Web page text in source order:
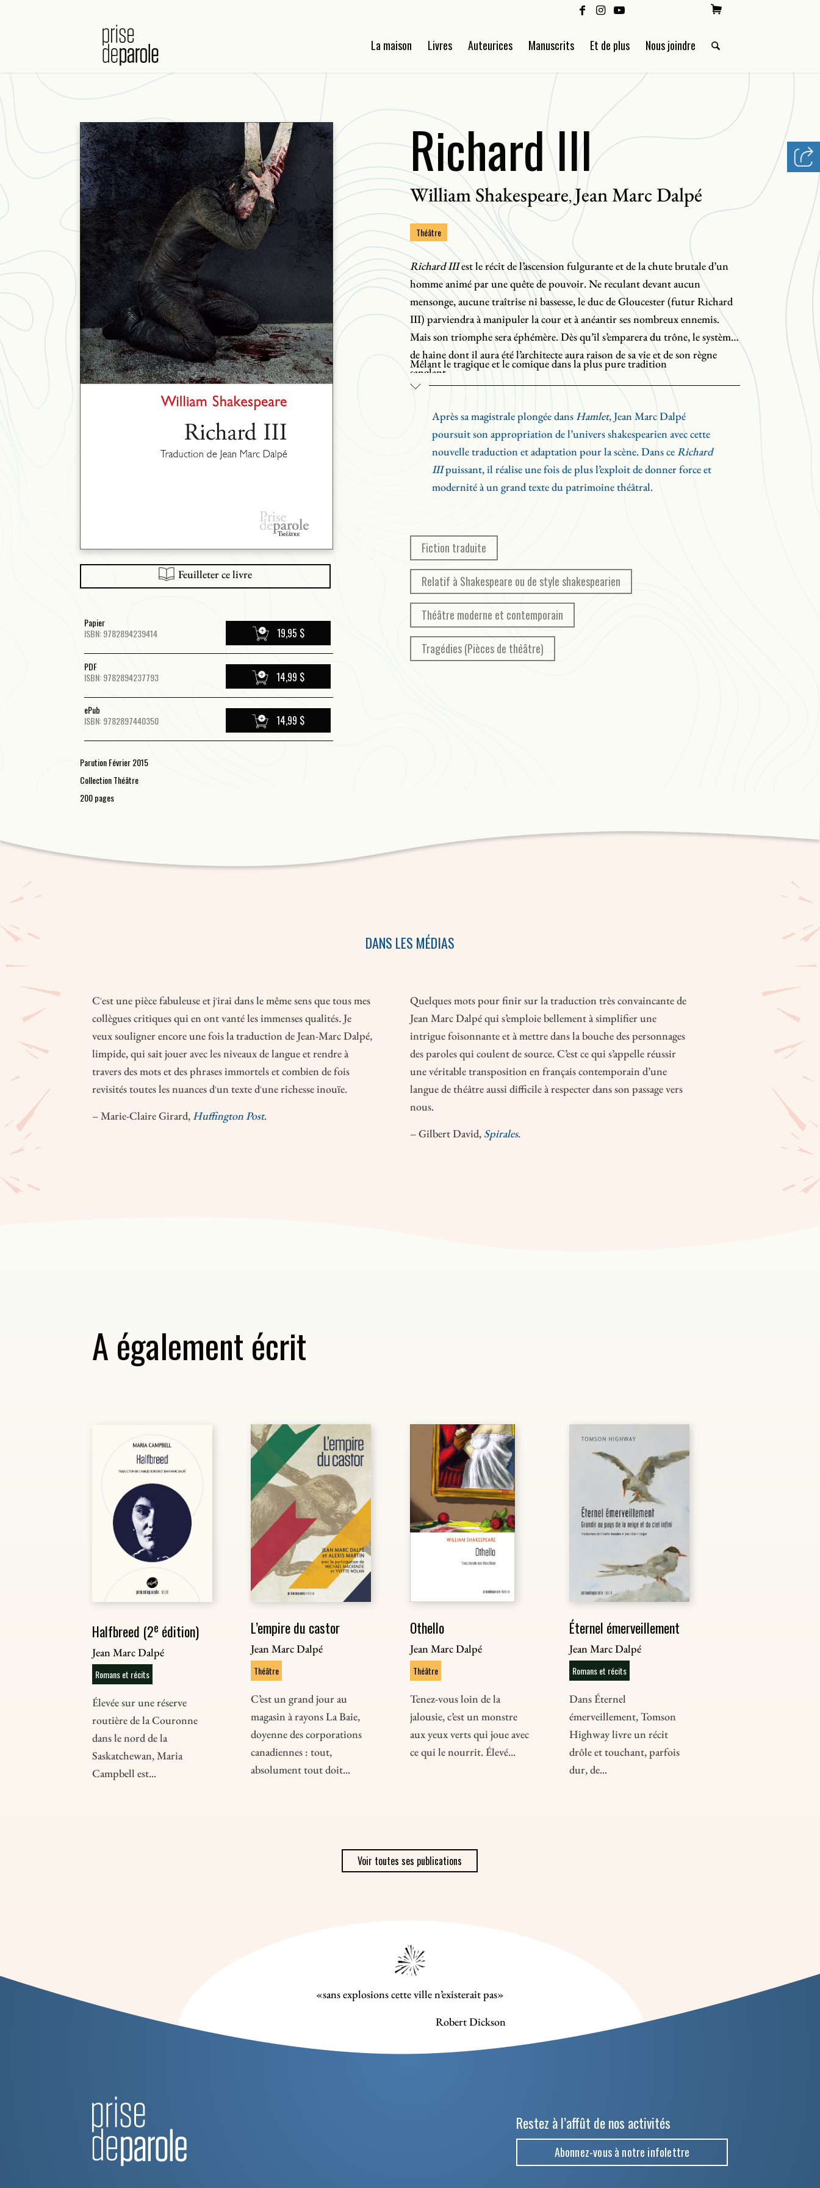
La maison Livres Auteurices Manuscrits Et de plus Nous joindre
Feuilleter ce livre
Papier
ISBN: 9782894239414
19,95 $
PDF
ISBN: 9782894237793
14,99 $
ePub
ISBN: 9782897440350
14,99 $
Parution Février 2015
Collection Théâtre
200 pages
Richard III
William Shakespeare,Jean Marc Dalpé
Théâtre
Richard IIIest le récit de l’ascension fulgurante et de la chute brutale d’un
homme animé par une quête de pouvoir. Ne reculant devant aucun
mensonge, aucune traîtrise ni bassesse, le duc de Gloucester (futur Richard
III) parviendra à manipuler la cour et à anéantir ses nombreux ennemis.
Mais son triomphe sera éphémère. Dès qu’il s’emparera du trône, le système
de haine dont il aura été l’architecte aura raison de sa vie et de son règne
sanglant.
Mêlant le tragique et le comique dans la plus pure tradition
shakespearienne, la pièce donne à voir les travers d’un homme méchant,
certes, mais aussi ceux d’une classe entière : tous les personnages de la cour
mentent, déçoivent et trompent allègrement, dans un ballet savamment
chorégraphié. Qui oserait prétendre que le duc, aussi méchant soit-il, est le
seul fourbe dans cette histoire?
Après sa magistrale plongée dansHamlet, Jean Marc Dalpé
poursuit son appropriation de l’univers shakespearien avec cette
nouvelle traduction et adaptation pour la scène. Dans ceRichard
IIIpuissant, il réalise une fois de plus l’exploit de donner force et
modernité à un grand texte du patrimoine théâtral.
Fiction traduite
Relatif à Shakespeare ou de style shakespearien
Théâtre moderne et contemporain
Tragédies (Pièces de théâtre)
DANS LES MÉDIAS
C’est une pièce fabuleuse et j’irai dans le même sens que tous mes
collègues critiques qui en ont vanté les immenses qualités. Je
veux souligner encore une fois la traduction de Jean-Marc Dalpé,
limpide, qui sait jouer avec les niveaux de langue et rendre à
travers des mots et des phrases immortels et combien de fois
revisités toutes les nuances d’un texte d’une richesse inouïe.
– Marie-Claire Girard,Huffington Post.
Quelques mots pour finir sur la traduction très convaincante de
Jean Marc Dalpé qui s’emploie bellement à simplifier une
intrigue foisonnante et à mettre dans la bouche des personnages
des paroles qui coulent de source. C’est ce qui s’appelle réussir
une véritable transposition en français contemporain d’une
langue de théâtre aussi difficile à respecter dans son passage vers
nous.
– Gilbert David, Spirales.
A également écrit
Halfbreed (2e édition)
Jean Marc Dalpé
Romans et récits
Élevée sur une réserve
routière de la Couronne
dans le nord de la
Saskatchewan, Maria
Campbell est...
L’empire du castor
Jean Marc Dalpé
Théâtre
C’est un grand jour au
magasin à rayons La Baie,
doyenne des corporations
canadiennes : tout,
absolument tout doit...
Othello
Jean Marc Dalpé
Théâtre
Tenez-vous loin de la
jalousie, c’est un monstre
aux yeux verts qui joue avec
ce qui le nourrit. Élevé...
Éternel émerveillement
Jean Marc Dalpé
Romans et récits
Dans Éternel
émerveillement, Tomson
Highway livre un récit
drôle et touchant, parfois
dur, de...
Voir toutes ses publications
«sans explosions cette ville n’existerait pas»
Robert Dickson
Restez à l’affût de nos activités
Abonnez-vous à notre infolettre